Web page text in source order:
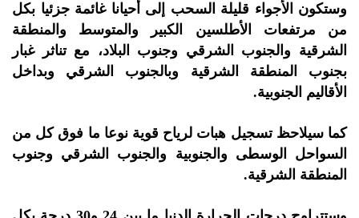
وستكون الأجواء قليلة السحب إلى أحيانا غائمة جزئيا بكل
من مرتفعات الأطلسين الكبير والمتوسط والمنطقة
الشرقية والجنوب الشرقي وجنوب البلاد، مع تناثر غبار
بجنوب المنطقة الشرقية وبالجنوب الشرقي وبداخل
الأقاليم الجنوبية.
كما سيلاحظ تسجيل هبات لرياح قوية نوعا ما فوق كل من
السواحل الوسطى والجنوبية والجنوب الشرقي وجنوب
المنطقة الشرقية.